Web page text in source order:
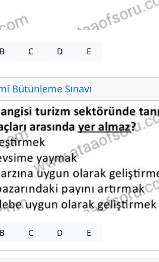
B C D E
Bütünleme Sınavı
B C D E